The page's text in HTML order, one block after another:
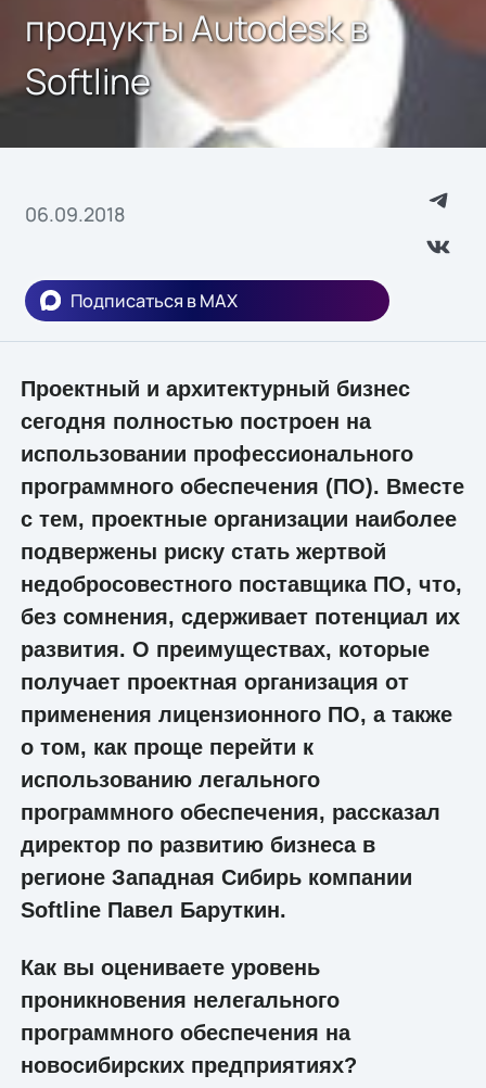
продукты Autodesk в
Softline
06.09.2018
Подписаться в MAX
Проектный и архитектурный бизнес
сегодня полностью построен на
использовании профессионального
программного обеспечения (ПО). Вместе
с тем, проектные организации наиболее
подвержены риску стать жертвой
недобросовестного поставщика ПО, что,
без сомнения, сдерживает потенциал их
развития. О преимуществах, которые
получает проектная организация от
применения лицензионного ПО, а также
о том, как проще перейти к
использованию легального
программного обеспечения, рассказал
директор по развитию бизнеса в
регионе Западная Сибирь компании
Softline Павел Баруткин.
Как вы оцениваете уровень
проникновения нелегального
программного обеспечения на
новосибирских предприятиях?